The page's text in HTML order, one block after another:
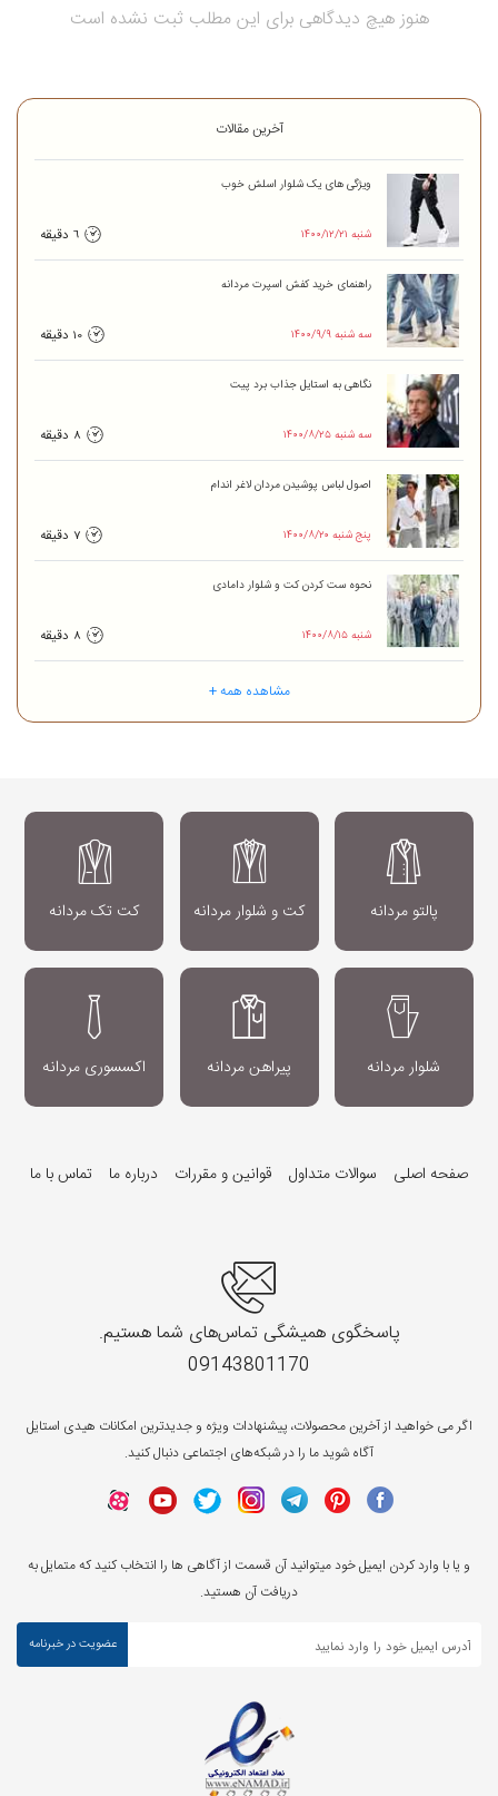
هنوز هیچ دیدگاهی برای این مطلب ثبت نشده است
آخرین مقالات
ویژگی های یک شلوار اسلش خوب
۱۴۰۰/۱۲/۲۱ شنبه 6 دقیقه
راهنمای خرید کفش اسپرت مردانه
۱۴۰۰/۹/۹ سه شنبه 10 دقیقه
نگاهی به‌ استایل جذاب برد پیت
۱۴۰۰/۸/۲۵ سه شنبه 8 دقیقه
اصول لباس پوشیدن مردان لاغر اندام
۱۴۰۰/۸/۲۰ پنج شنبه 7 دقیقه
نحوه ست کردن کت و شلوار دامادی
۱۴۰۰/۸/۱۵ شنبه 8 دقیقه
مشاهده همه +
پالتو مردانه کت و شلوار مردانه کت تک مردانه
شلوار مردانه پیراهن مردانه اکسسوری مردانه
صفحه اصلی سوالات متداول قوانین و مقررات درباره ما تماس با ما
پاسخگوی همیشگی تماس‌های شما هستیم.
09143801170
اگر می خواهید از آخرین محصولات، پیشنهادات ویژه و جدیدترین امکانات هیدی استایل
آگاه شوید ما را در شبکه‌های اجتماعی دنبال کنید.
و یا با وارد کردن ایمیل خود میتوانید آن قسمت از آگاهی ها را انتخاب کنید که متمایل به
دریافت آن هستید.
عضویت در خبرنامه